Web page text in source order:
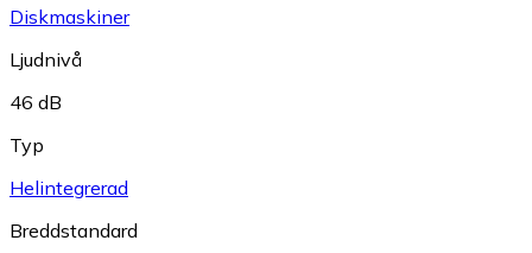
Diskmaskiner
Ljudnivå
46 dB
Typ
Helintegrerad
Breddstandard